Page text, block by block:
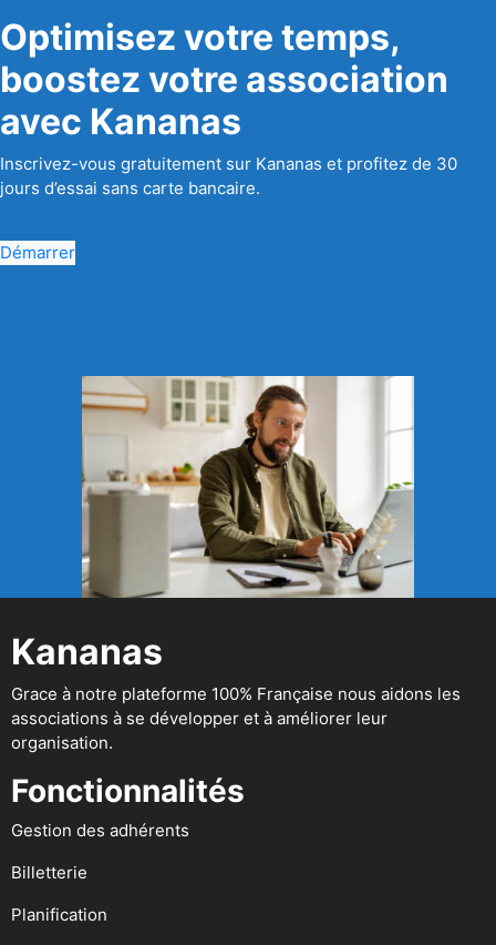
Optimisez votre temps,
boostez votre association
avec Kananas
Inscrivez-vous gratuitement sur Kananas et profitez de 30
jours d’essai sans carte bancaire.
Démarrer
Kananas
Grace à notre plateforme 100% Française nous aidons les
associations à se développer et à améliorer leur
organisation.
Fonctionnalités
Gestion des adhérents
Billetterie
Planification